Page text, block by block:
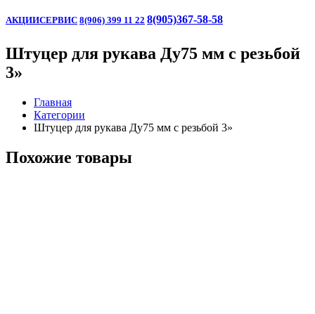
АКЦИИСЕРВИС 8(906) 399 11 22 8(905)367-58-58
Штуцер для рукава Ду75 мм с резьбой
3»
Главная
Категории
Штуцер для рукава Ду75 мм с резьбой 3»
Похожие товары